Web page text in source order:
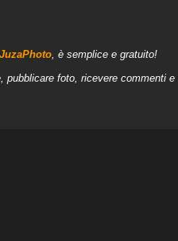
, è semplice e gratuito!
pubblicare foto, ricevere commenti